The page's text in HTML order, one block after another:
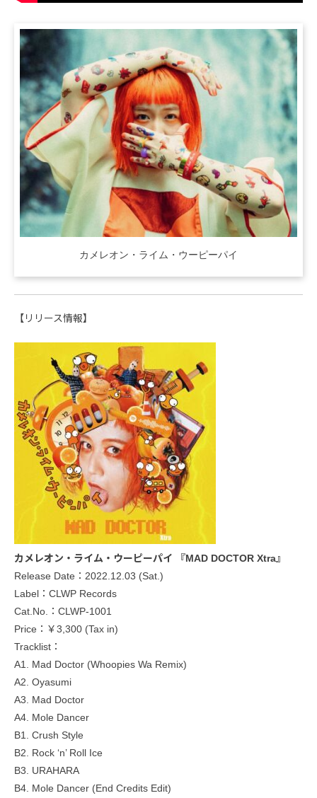
カメレオン・ライム・ウーピーパイ
【リリース情報】
カメレオン・ライム・ウーピーパイ 『MAD DOCTOR Xtra』
Release Date：2022.12.03 (Sat.)
Label：CLWP Records
Cat.No.：CLWP-1001
Price：￥3,300 (Tax in)
Tracklist：
A1. Mad Doctor (Whoopies Wa Remix)
A2. Oyasumi
A3. Mad Doctor
A4. Mole Dancer
B1. Crush Style
B2. Rock ‘n’ Roll Ice
B3. URAHARA
B4. Mole Dancer (End Credits Edit)